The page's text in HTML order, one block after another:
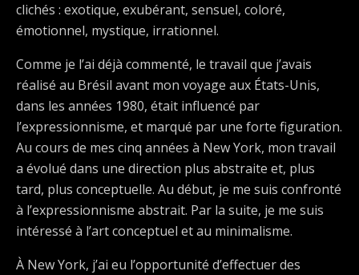
clichés : exotique, exubérant, sensuel, coloré,
émotionnel, mystique, irrationnel.
Comme je l’ai déjà commenté, le travail que j’avais
réalisé au Brésil avant mon voyage aux États-Unis,
dans les années 1980, était influencé par
l’expressionnisme, et marqué par une forte figuration.
Au cours de mes cinq années à New York, mon travail
a évolué dans une direction plus abstraite et, plus
tard, plus conceptuelle. Au début, je me suis confronté
à l’expressionnisme abstrait. Par la suite, je me suis
intéressé à l’art conceptuel et au minimalisme.
À New York, j’ai eu l’opportunité d’effectuer des